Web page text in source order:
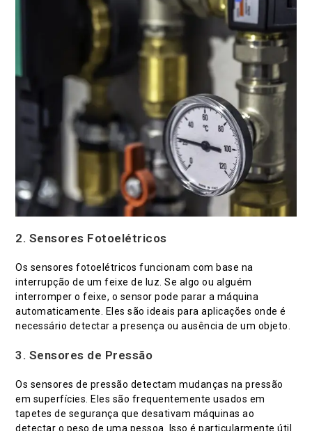
2. Sensores Fotoelétricos
Os sensores fotoelétricos funcionam com base na
interrupção de um feixe de luz. Se algo ou alguém
interromper o feixe, o sensor pode parar a máquina
automaticamente. Eles são ideais para aplicações onde é
necessário detectar a presença ou ausência de um objeto.
3. Sensores de Pressão
Os sensores de pressão detectam mudanças na pressão
em superfícies. Eles são frequentemente usados em
tapetes de segurança que desativam máquinas ao
detectar o peso de uma pessoa. Isso é particularmente útil